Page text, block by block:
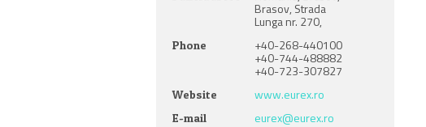
Brasov, Strada
Lunga nr. 270,
Phone +40-268-440100
+40-744-488882
+40-723-307827
Website www.eurex.ro
E-mail eurex@eurex.ro